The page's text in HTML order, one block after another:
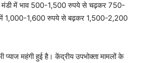
मंडी में भाव 500-1,500 रुपये से चढ़कर 750-
1,000-1,600 रुपये से बढ़कर 1,500-2,200
प्याज महंगी हुई है। केंद्रीय उपभोक्ता मामलों के